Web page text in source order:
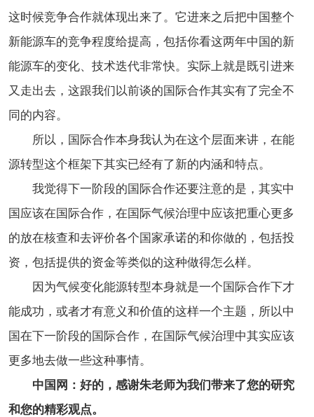
这时候竞争合作就体现出来了。它进来之后把中国整个
新能源车的竞争程度给提高，包括你看这两年中国的新
能源车的变化、技术迭代非常快。实际上就是既引进来
又走出去，这跟我们以前谈的国际合作其实有了完全不
同的内容。
所以，国际合作本身我认为在这个层面来讲，在能
源转型这个框架下其实已经有了新的内涵和特点。
我觉得下一阶段的国际合作还要注意的是，其实中
国应该在国际合作，在国际气候治理中应该把重心更多
的放在核查和去评价各个国家承诺的和你做的，包括投
资，包括提供的资金等类似的这种做得怎么样。
因为气候变化能源转型本身就是一个国际合作下才
能成功，或者才有意义和价值的这样一个主题，所以中
国在下一阶段的国际合作，在国际气候治理中其实应该
更多地去做一些这种事情。
中国网：好的，感谢朱老师为我们带来了您的研究
和您的精彩观点。